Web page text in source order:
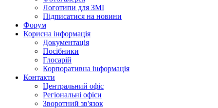
Логотипи для ЗМІ
Підписатися на новини
Форум
Корисна інформація
Документація
Посібники
Глосарій
Корпоративна інформація
Контакти
Центральний офіс
Регіональні офіси
Зворотний зв'язок